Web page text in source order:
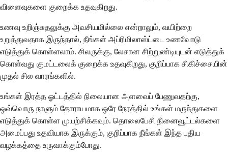
விளைவுகளை குறைக்க உதவுகிறது.
உணவு உறிஞ்சுதலுக்கு அவசியமில்லை என்றாலும், வயிற்றை
உறுத்துவதாக இருந்தால், நீங்கள் அப்ரிமிலாஸ்ட்டை உணவோடு
எடுத்துக் கொள்ளலாம். சிலருக்கு, லேசான சிற்றுண்டியுடன் எடுத்துக்
கொள்வது குமட்டலைக் குறைக்க உதவுகிறது, குறிப்பாக சிகிச்சையின்
முதல் சில வாரங்களில்.
உங்கள் இரத்த ஓட்டத்தில் நிலையான அளவைப் பேணுவதற்கு,
ஒவ்வொரு நாளும் தோராயமாக ஒரே நேரத்தில் உங்கள் மருந்துகளை
எடுத்துக் கொள்ள முயற்சிக்கவும். தொலைபேசி நினைவூட்டல்களை
அமைப்பது உதவியாக இருக்கும், குறிப்பாக நீங்கள் இந்த புதிய
வழக்கத்தை உருவாக்கும்போது.